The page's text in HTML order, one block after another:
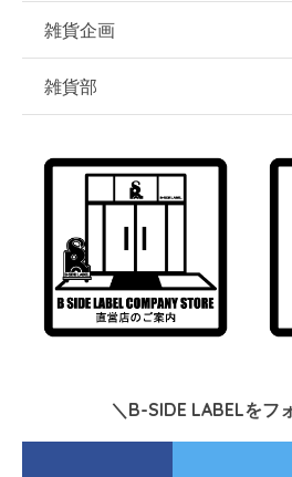
雑貨企画
雑貨部
＼B-SIDE LABELをフ